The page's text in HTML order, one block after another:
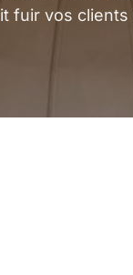
fuir vos